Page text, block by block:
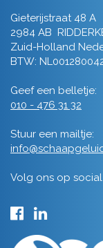
Gieterijstraat 48 A
2984 AB
Zuid-Holland
BTW:
Geef een belletje:
010 - 476 31 32
Stuur een mailtje:
Volg ons op